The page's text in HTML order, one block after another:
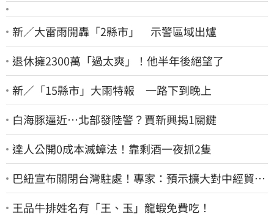
新／大雷雨開轟「2縣市」 示警區域出爐
退休擁2300萬「過太爽」！他半年後絕望了
新／「15縣市」大雨特報 一路下到晚上
白海豚逼近…北部發陸警？賈新興揭1關鍵
達人公開0成本滅蟑法！靠剩酒一夜抓2隻
巴紐宣布關閉台灣駐處！專家：預示擴大對中經貿合
作
王品牛排姓名有「王、玉」龍蝦免費吃！